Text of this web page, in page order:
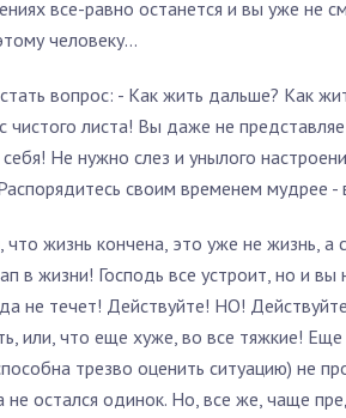
все-равно останется и вы уже не
человеку…
вопрос: - Как жить дальше? Как
чистого листа! Вы даже не
Не нужно слез и унылого
своим временем мудрее
что жизнь кончена, это уже не жизнь,
в жизни! Господь все устроит, но и
не течет! Действуйте! НО!
или, что еще хуже, во все тяжкие!
трезво оценить ситуацию) не
остался одинок. Но, все же, чаще